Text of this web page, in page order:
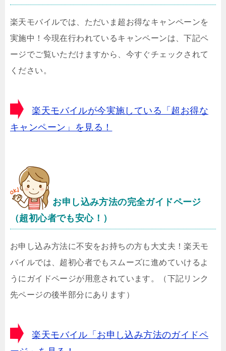
楽天モバイルでは、ただいま超お得なキャンペーンを
実施中！今現在行われているキャンペーンは、下記ペ
ージでご覧いただけますから、今すぐチェックされて
ください。
楽天モバイルが今実施している「超お得な
キャンペーン」を見る！
お申し込み方法の完全ガイドページ
（超初心者でも安心！）
お申し込み方法に不安をお持ちの方も大丈夫！楽天モ
バイルでは、超初心者でもスムーズに進めていけるよ
うにガイドページが用意されています。（下記リンク
先ページの後半部分にあります）
楽天モバイル「お申し込み方法のガイドペ